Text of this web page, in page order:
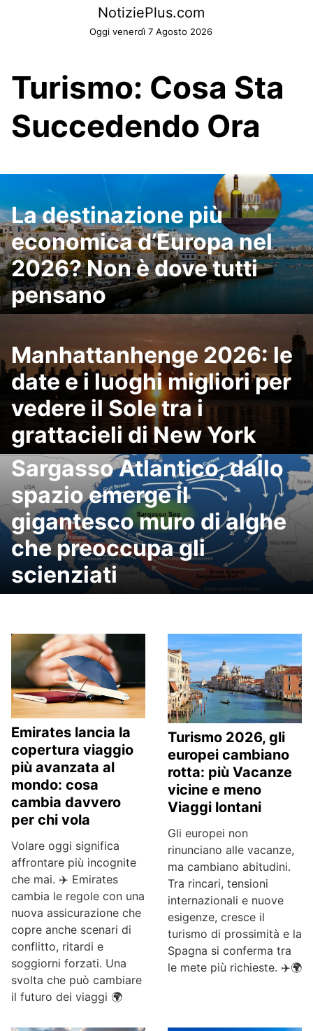
NotiziePlus.com
Oggi venerdì 7 Agosto 2026
Turismo: Cosa Sta
Succedendo Ora
La destinazione più
economica d’Europa nel
2026? Non è dove tutti
pensano
Manhattanhenge 2026: le
date e i luoghi migliori per
vedere il Sole tra i
grattacieli di New York
Sargasso Atlantico, dallo
spazio emerge il
gigantesco muro di alghe
che preoccupa gli
scienziati
Emirates lancia la
copertura viaggio
più avanzata al
mondo: cosa
cambia davvero
per chi vola
Volare oggi significa
affrontare più incognite
che mai. ✈️ Emirates
cambia le regole con una
nuova assicurazione che
copre anche scenari di
conflitto, ritardi e
soggiorni forzati. Una
svolta che può cambiare
il futuro dei viaggi 🌍
Turismo 2026, gli
europei cambiano
rotta: più Vacanze
vicine e meno
Viaggi lontani
Gli europei non
rinunciano alle vacanze,
ma cambiano abitudini.
Tra rincari, tensioni
internazionali e nuove
esigenze, cresce il
turismo di prossimità e la
Spagna si conferma tra
le mete più richieste. ✈️🌍